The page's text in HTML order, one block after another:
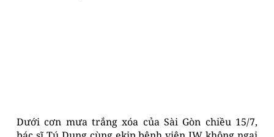
Dưới cơn mưa trắng xóa của Sài Gòn chiều 15/7,